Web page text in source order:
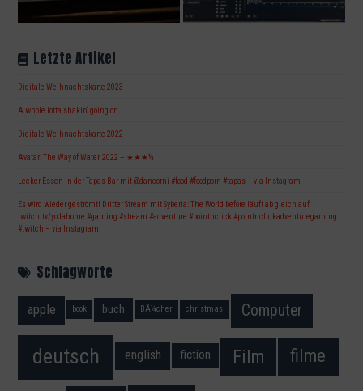
Letzte Artikel
Digitale Weihnachtskarte 2023
A whole lotta shakin‘ going on…
Digitale Weihnachtskarte 2022
Avatar: The Way of Water, 2022 – ★★★½
Lecker Essen in der Tapas Bar mit @dancorni #food #foodporn #tapas – via Instagram
Es wird wieder geströmt! Dritter Stream mit Syberia: The World before läuft ab gleich auf
twitch.tv/yodahome #gaming #stream #adventure #pointnclick #pointnclickadventuregaming
#twitch – via Instagram
Schlagworte
apple book buch BÃ¼cher christmas Computer
deutsch english fiction Film filme